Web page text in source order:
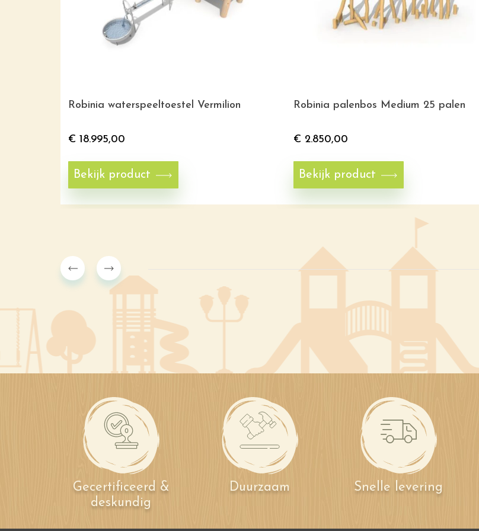
Robinia waterspeeltoestel Vermilion
€ 18.995,00
Bekijk product
Robinia palenbos Medium 25 palen
€ 2.850,00
Bekijk product
Gecertificeerd &
deskundig
Duurzaam Snelle levering